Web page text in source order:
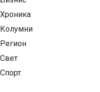
Хроника
Колумни
Регион
Свет
Спорт